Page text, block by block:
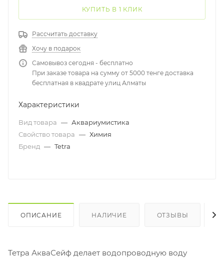
КУПИТЬ В 1 КЛИК
Рассчитать доставку
Хочу в подарок
Самовывоз сегодня - бесплатно
При заказе товара на сумму от 5000 тенге доставка
бесплатная в квадрате улиц Алматы
Характеристики
Вид товара — Аквариумистика
Свойство товара — Химия
Бренд — Tetra
ОПИСАНИЕ НАЛИЧИЕ ОТЗЫВЫ
Тетра АкваСейф делает водопроводную воду